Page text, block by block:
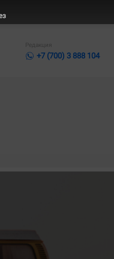
Редакция
+7 (700) 3 888 104